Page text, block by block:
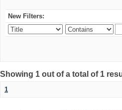
New Filters:
Showing 1 out of a total of 1
1